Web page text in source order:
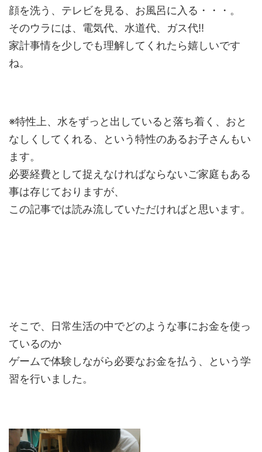
顔を洗う、テレビを見る、お風呂に入る・・・。
そのウラには、電気代、水道代、ガス代!!
家計事情を少しでも理解してくれたら嬉しいです
ね。
※特性上、水をずっと出していると落ち着く、おと
なしくしてくれる、という特性のあるお子さんもい
ます。
必要経費として捉えなければならないご家庭もある
事は存じておりますが、
この記事では読み流していただければと思います。
そこで、日常生活の中でどのような事にお金を使っ
ているのか
ゲームで体験しながら必要なお金を払う、という学
習を行いました。